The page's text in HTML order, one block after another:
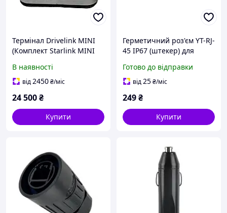
Термінал Drivelink MINI
(Комплект Starlink MINI
В наявності
від2450₴/міс
24 500₴
Купити
Герметичний роз'єм YT-RJ-
45 IP67 (штекер) для
Готово до відправки
від25₴/міс
249₴
Купити